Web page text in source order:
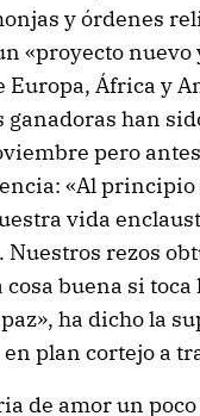
y órdenes
«proyecto nuevo
Europa, África y
han
pero
«Al principio
vida
Nuestros rezos
buena si toca
ha dicho la
plan cortejo a
de amor un